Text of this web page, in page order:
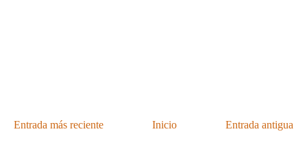
Entrada más reciente Entrada antigua
Inicio